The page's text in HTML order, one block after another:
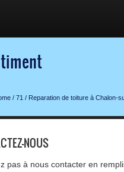
/ 71 / Reparation de toiture à Chalon-
NOUS
pas à nous contacter en